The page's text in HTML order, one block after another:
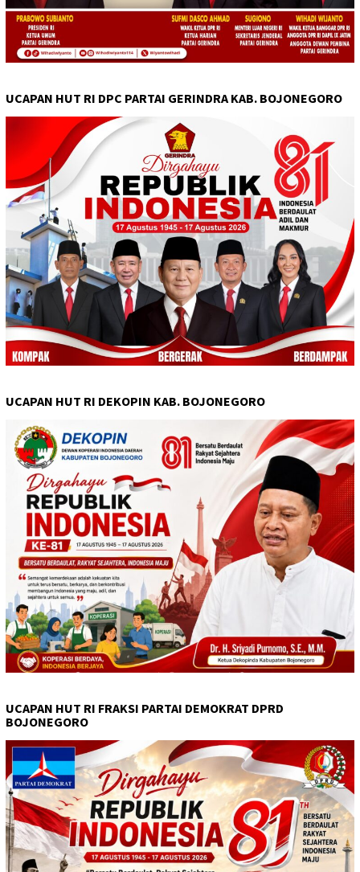
UCAPAN HUT RI DPC PARTAI GERINDRA KAB. BOJONEGORO
UCAPAN HUT RI DEKOPIN KAB. BOJONEGORO
UCAPAN HUT RI FRAKSI PARTAI DEMOKRAT DPRD
BOJONEGORO